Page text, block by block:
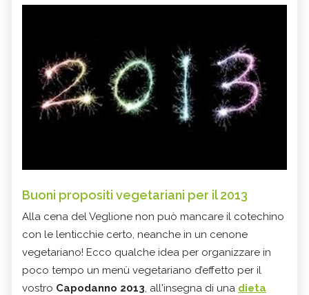
Buoni propositi vegetariani per il 2013
Alla cena del Veglione non può mancare il cotechino
con le lenticchie certo, neanche in un cenone
vegetariano! Ecco qualche idea per organizzare in
poco tempo un menù vegetariano d’effetto per il
vostro Capodanno 2013, all'insegna di una dieta